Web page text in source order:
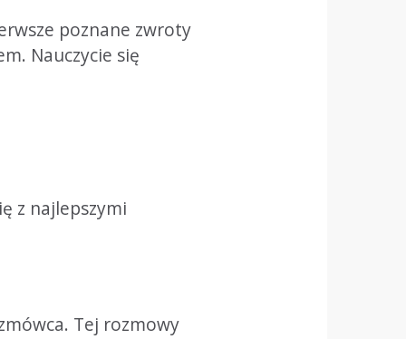
poznane zwroty
Nauczycie się
z najlepszymi
Tej rozmowy